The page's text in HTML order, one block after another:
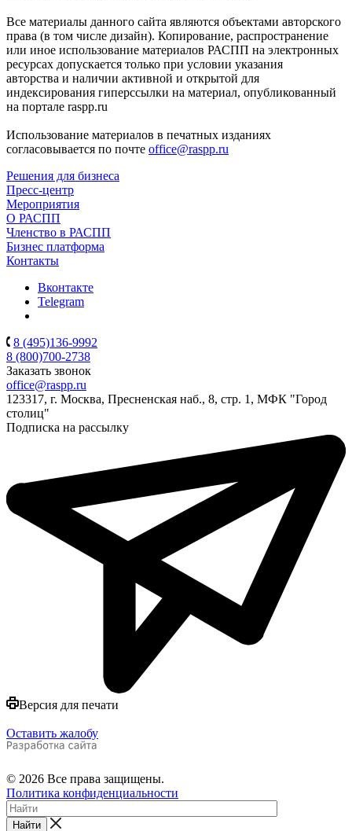
Все материалы данного сайта являются объектами авторского
права (в том числе дизайн). Копирование, распространение
или иное использование материалов РАСПП на электронных
ресурсах допускается только при условии указания
авторства и наличии активной и открытой для
индексирования гиперссылки на материал, опубликованный
на портале raspp.ru
Использование материалов в печатных изданиях
согласовывается по почте office@raspp.ru
Решения для бизнеса
Пресс-центр
Мероприятия
О РАСПП
Членство в РАСПП
Бизнес платформа
Контакты
Вконтакте
Telegram
8 (495)136-9992
8 (800)700-2738
Заказать звонок
office@raspp.ru
123317, г. Москва, Пресненская наб., 8, стр. 1, МФК "Город
столиц"
Подписка на рассылку
Версия для печати
Оставить жалобу
© 2026 Все права защищены.
Политика конфиденциальности
Найти